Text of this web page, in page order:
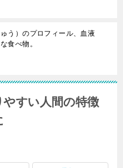
う）のプロフィール、血液
食べ物。
すい人間の特徴